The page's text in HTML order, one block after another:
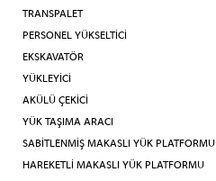
TRANSPALET
PERSONEL YÜKSELTİCİ
EKSKAVATÖR
YÜKLEYİCİ
AKÜLÜ ÇEKİCİ
YÜK TAŞIMA ARACI
SABİTLENMİŞ MAKASLI YÜK PLATFORMU
HAREKETLİ MAKASLI YÜK PLATFORMU